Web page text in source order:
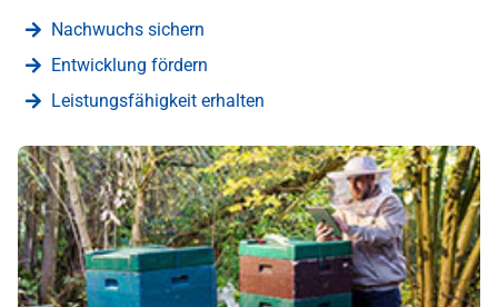
Nachwuchs sichern
Entwicklung fördern
Leistungsfähigkeit erhalten